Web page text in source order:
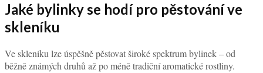
Jaké bylinky se hodí pro pěstování ve
skleníku
Ve skleníku lze úspěšně pěstovat široké spektrum bylinek – od
běžně známých druhů až po méně tradiční aromatické rostliny.